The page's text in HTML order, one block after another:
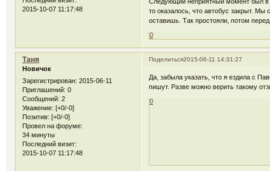
2015-10-07 11:17:48
то оказалось, что автобус закрыт.
оставишь. Так простояли, потом
0
Поделиться2015-06-11 14:31:27
Таня
Новичок
Зарегистрирован: 2015-06-11
Приглашений: 0
Сообщений: 2
Уважение: [+0/-0]
Позитив: [+0/-0]
Провел на форуме:
34 минуты
Последний визит:
2015-10-07 11:17:48
Да, забыла указать, что я ездила с
пишут. Разве можно верить такому
0